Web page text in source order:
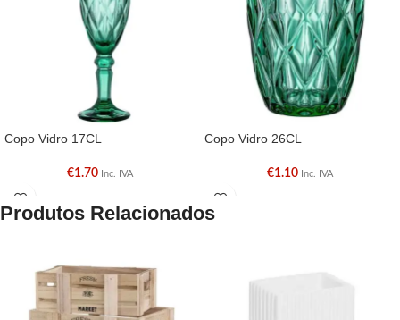
Copo Vidro 17CL
€1.70 Inc. IVA
Copo Vidro 26CL
€1.10 Inc. IVA
Produtos Relacionados